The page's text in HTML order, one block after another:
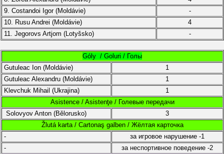
9. Costandoi Igor (Moldávie)
-
10. Rusu Andrei (Moldávie)
4
11. Jegorovs Artjom (Lotyšsko) -
Góly / Goluri / Голы
Gutuleac Ion (Moldávie)
1
Gutuleac Alexandru (Moldávie)
1
Klevchuk Mihail (Ukrajina)
1
Asistence / Asistenţe / Голевые передачи
Solovyov Anton (Bělorusko)
3
Žlutá karta / Cartonaş galben / Жёлтая карточка
-
за игровое нарушение -1
-
за неспортивное поведение -2